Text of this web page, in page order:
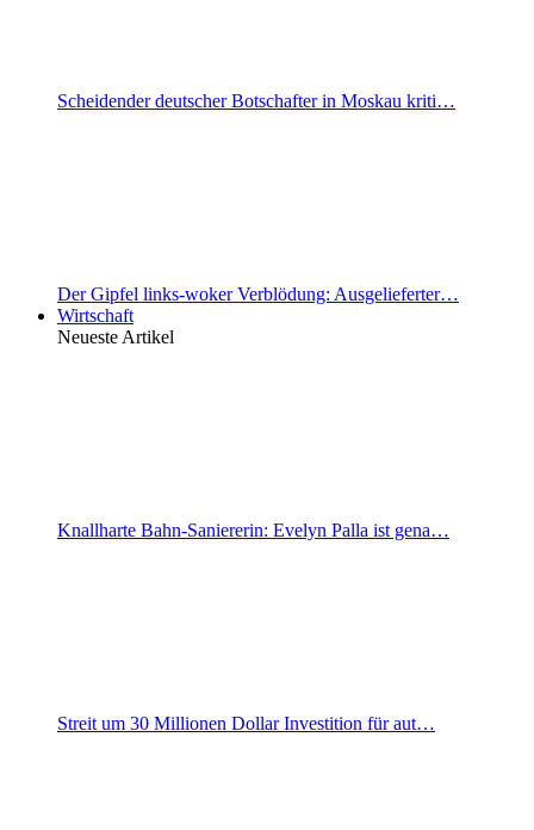
Scheidender deutscher Botschafter in Moskau kriti…
Der Gipfel links-woker Verblödung: Ausgelieferter…
Wirtschaft
Neueste Artikel
Knallharte Bahn-Saniererin: Evelyn Palla ist gena…
Streit um 30 Millionen Dollar Investition für aut…